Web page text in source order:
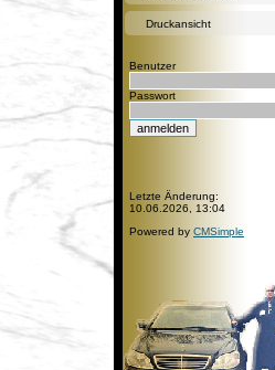
Druckansicht
Benutzer
Passwort
Letzte Änderung:
10.06.2026, 13:04
Powered by CMSimple